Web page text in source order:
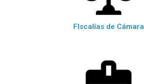
FIscalías de Cámara